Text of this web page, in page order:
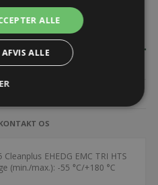
BESKRIVELSE
OS
EHEDG EMC TRI HTS
(min./max.): -55 °C/+180 °C
ALLE
AFVIS ALLE